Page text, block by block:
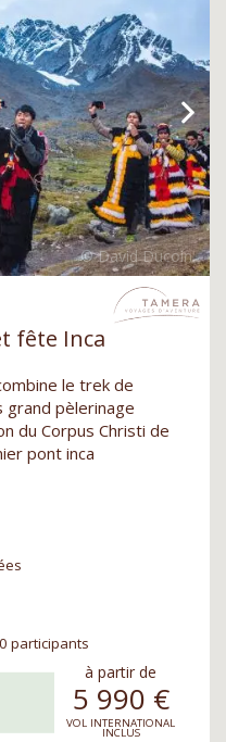
fête Inca
le trek de
grand pèlerinage
du Corpus Christi de
pont inca
participants
à partir de
5 990 €
VOL INTERNATIONAL
INCLUS